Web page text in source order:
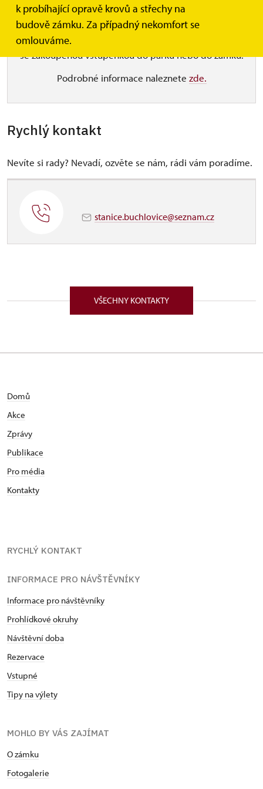
k probíhající opravě krovů a střechy na
budově zámku. Za případný nekomfort se
omlouváme.
V pondělí zavřeno!
Upozorňujeme návštěvníky, že vstup je možný pouze
se zakoupenou vstupenkou do parku nebo do zámku.
Podrobné informace naleznete zde.
Rychlý kontakt
Nevíte si rady? Nevadí, ozvěte se nám, rádi vám poradíme.
stanice.buchlovice@seznam.cz
VŠECHNY KONTAKTY
Domů
Akce
Zprávy
Publikace
Pro média
Kontakty
RYCHLÝ KONTAKT
INFORMACE PRO NÁVŠTĚVNÍKY
Informace pro návštěvníky
Prohlídkové okruhy
Návštěvní doba
Rezervace
Vstupné
Tipy na výlety
MOHLO BY VÁS ZAJÍMAT
O zámku
Fotogalerie